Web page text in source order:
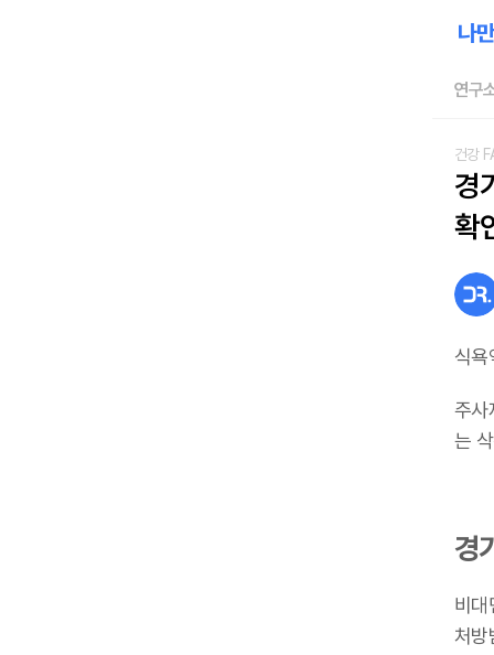
연구
건강
경
확
식욕
주사
는
경
비대
처방